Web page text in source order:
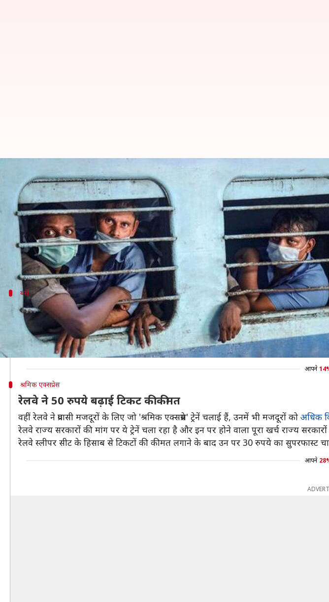
काश! प्रवासी मजदूर भी सोशल मीडिया पर होते, तो
लेखन मुकुल तोमर May 03, 2020 08:56 pm
क्या है खबर?
25 मार्च को लॉकडाउन शुरू होने के लगभग 40 दिन बाद भले ही केंद्र सरकार ने प्रवासी
प्रवासी मजदूरों से टिकट के पैसे लेने पर गंभीर सवाल उठ रहे हैं।
बसें
राज्य सरकार की बसों में देना पड़ रहा दोगुना किराया
प्रवासी मजदूरों को वापस उनके गृह राज्य पहुंचाने के लिए जो ट्रेनें और बसें चलाई जा रही हैं,
मजदूर न केवल टिकट का किराया दे रहे हैं, बल्कि उन्हें सामान्य से अधिक किराया देना पड़ा रहा
सोशल डिस्टेंसिंग के नियमों के कारण बसों में जो सीटें खाली छोड़ी जा रही हैं, उनका किराया भी
आपने
श्रमिक एक्सप्रेस
रेलवे ने 50 रुपये बढ़ाई टिकट की कीमत
वहीं रेलवे ने प्रवासी मजदूरों के लिए जो 'श्रमिक एक्सप्रेस' ट्रेनें चलाई हैं, उनमें भी मजदूरों को अधिक
रेलवे राज्य सरकारों की मांग पर ये ट्रेनें चला रहा है और इन पर होने वाला पूरा खर्च राज्य
रेलवे स्लीपर सीट के हिसाब से टिकटों की कीमत लगाने के बाद उन पर 30 रुपये का सुपरफास्ट
आपने